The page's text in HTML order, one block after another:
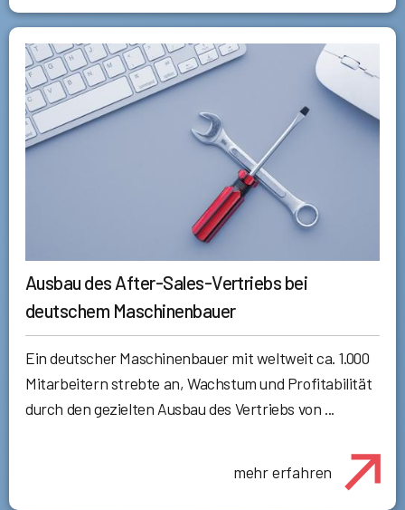
Ausbau des After-Sales-Vertriebs bei
deutschem Maschinenbauer
Ein deutscher Maschinenbauer mit weltweit ca. 1.000
Mitarbeitern strebte an, Wachstum und Profitabilität
durch den gezielten Ausbau des Vertriebs von ...
mehr erfahren